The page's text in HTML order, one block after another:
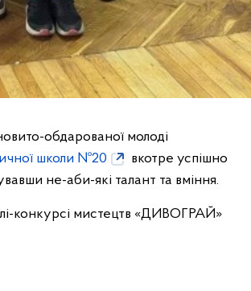
обдарованої молоді
школи №20
вкотре успішно
не-аби-які талант та вміння.
конкурсі мистецтв «ДИВОГРАЙ»